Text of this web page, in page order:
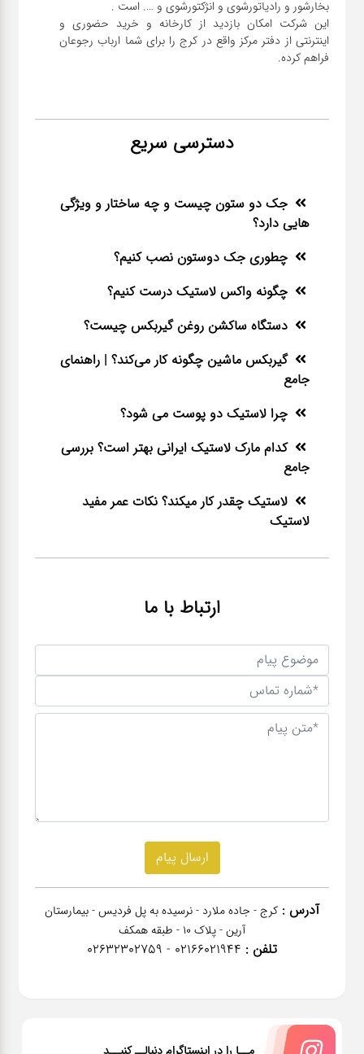
این شرکت امکان بازدید از کارخانه و خرید حضوری و
اینترنتی از دفتر مرکز واقع در کرج را برای شما ارباب رجوعان
فراهم کرده.
دسترسی سریع
جک دو ستون چیست و چه ساختار و ویژگی
هایی دارد؟
چطوری جک دوستون نصب کنیم؟
چگونه واکس لاستیک درست کنیم؟
دستگاه ساکشن روغن گیربکس چیست؟
گیربکس ماشین چگونه کار می‌کند؟ | راهنمای
جامع
چرا لاستیک دو پوست می شود؟
کدام مارک لاستیک ایرانی بهتر است؟ بررسی
جامع
لاستیک چقدر کار میکند؟ نکات عمر مفید
لاستیک
ارتباط با ما
آدرس : کرج - جاده ملارد - نرسیده به پل فردیس - بیمارستان
آرین - پلاک 10 - طبقه همکف
تلفن : 02166021944 - 02632302759